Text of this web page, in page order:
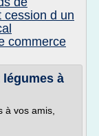
cession d un
commerce
à
à vos amis,